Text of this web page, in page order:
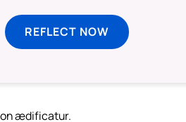
REFLECT NOW
ædificatur.